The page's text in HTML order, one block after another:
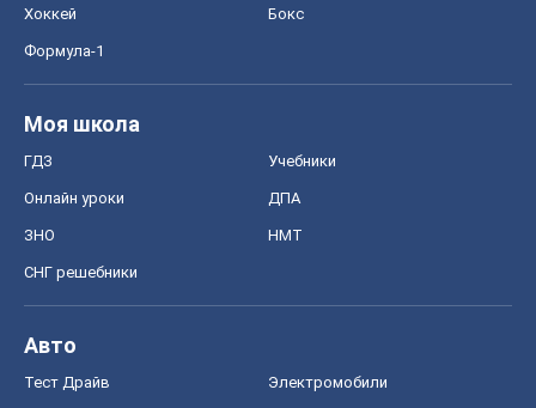
Хоккей Бокс
Формула-1
Моя школа
ГДЗ Учебники
Онлайн уроки ДПА
ЗНО НМТ
СНГ решебники
Авто
Тест Драйв Электромобили